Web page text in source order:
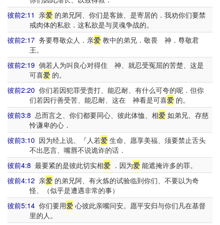
彼前2:11 亲爱 的弟兄阿、你们是客旅、是寄居的．我劝你们要禁
戒肉体的私欲．这私欲是与灵魂争战的。
彼前2:17 务要尊敬众人．亲爱 教中的弟兄．敬畏 神．尊敬君
王。
彼前2:19 倘若人为叫良心对得住 神、就忍受冤屈的苦楚、这是
可喜爱的。
彼前2:20 你们若因犯罪受责打、能忍耐、有什么可夸的呢．但你
们若因行善受苦、能忍耐、这在 神看是可喜爱的。
彼前3:8 总而言之、你们都要同心、彼此体恤、相爱 如弟兄、存慈
怜谦卑的心．
彼前3:10 因为经上说、『人若爱 生命、愿享美福、须要禁止舌头
不出恶言、嘴唇不说诡诈的话．
彼前4:8 最要紧的是彼此切实相爱 ．因为爱 能遮掩许多的罪。
彼前4:12 亲爱 的弟兄阿、有火炼的试验临到你们、不要以为奇
怪、（似乎是遭遇非常的事）
彼前5:14 你们要用爱 心彼此亲嘴问安。愿平安归与你们凡在基督
里的人。